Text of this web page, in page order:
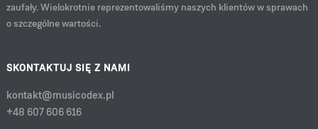
zaufały. Wielokrotnie reprezentowaliśmy naszych klientów w sprawach
o szczególne wartości.
SKONTAKTUJ SIĘ Z NAMI
kontakt@musicodex.pl
+48 607 606 616